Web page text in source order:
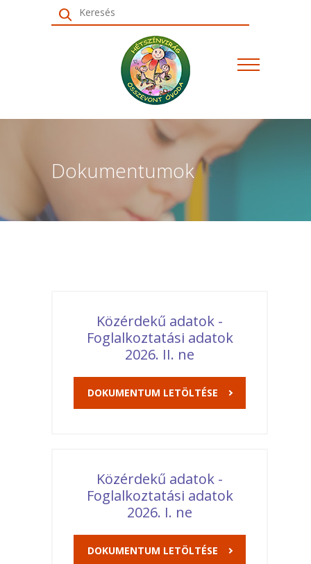
Keresés
Dokumentumok
Közérdekű adatok -
Foglalkoztatási adatok
2026. II. ne
DOKUMENTUM LETÖLTÉSE
Közérdekű adatok -
Foglalkoztatási adatok
2026. I. ne
DOKUMENTUM LETÖLTÉSE